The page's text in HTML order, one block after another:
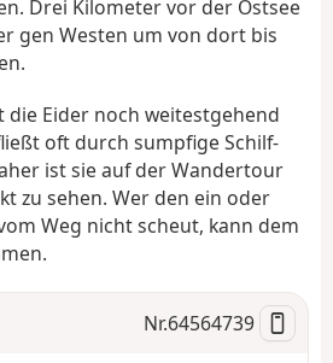
Drei Kilometer vor der Ostsee
gen Westen um von dort bis
Eider noch weitestgehend
oft durch sumpfige Schilf-
ist sie auf der Wandertour
zu sehen. Wer den ein oder
Weg nicht scheut, kann dem
Nr.64564739